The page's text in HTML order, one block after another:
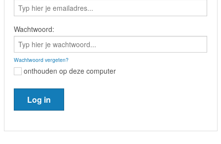
Wachtwoord:
Wachtwoord vergeten?
onthouden op deze computer